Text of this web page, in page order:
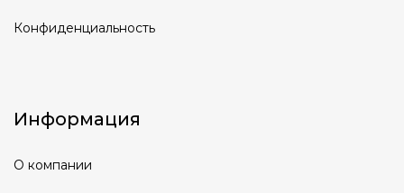
Конфиденциальность
Информация
О компании